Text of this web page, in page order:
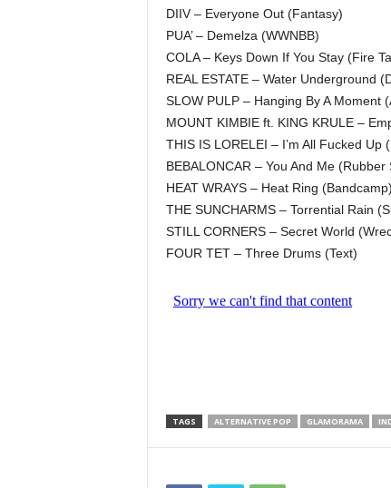
DIIV – Everyone Out (Fantasy)
PUA’ – Demelza (WWNBB)
COLA – Keys Down If You Stay (Fire
REAL ESTATE – Water Underground
SLOW PULP – Hanging By A Moment
MOUNT KIMBIE ft. KING KRULE –
THIS IS LORELEI – I’m All Fucked Up
BEBALONCAR – You And Me (Rubber
HEAT WRAYS – Heat Ring (Bandcamp)
THE SUNCHARMS – Torrential Rain
STILL CORNERS – Secret World
FOUR TET – Three Drums (Text)
TAGS ALTERNATIVE POP GLAMORAMA